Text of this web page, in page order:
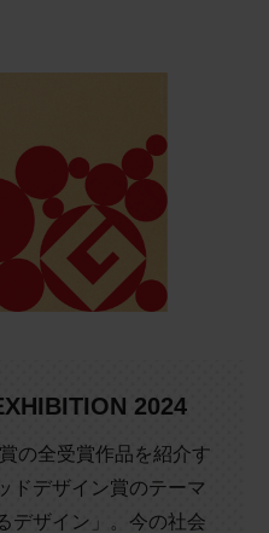
2024
の全受賞作品を紹介す
ドデザイン賞のテーマ
デザイン」。今の社会